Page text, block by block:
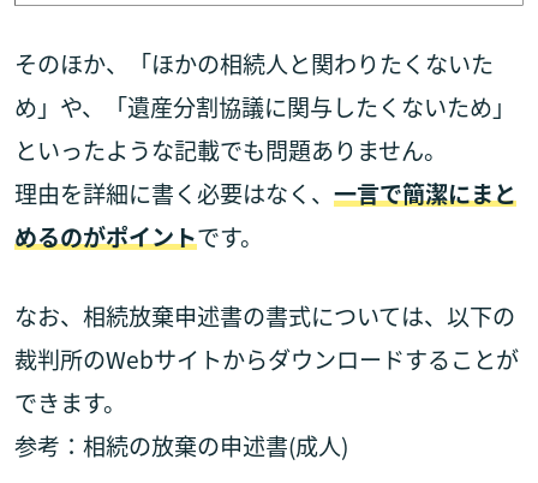
そのほか、「ほかの相続人と関わりたくないた
め」や、「遺産分割協議に関与したくないため」
といったような記載でも問題ありません。
理由を詳細に書く必要はなく、 一言で簡潔にまと
めるのがポイントです。
なお、相続放棄申述書の書式については、以下の
裁判所のWebサイトからダウンロードすることが
できます。
参考： 相続の放棄の申述書(成人)